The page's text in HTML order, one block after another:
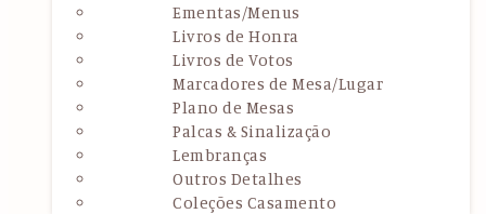
Ementas/Menus
Livros de Honra
Livros de Votos
Marcadores de Mesa/Lugar
Plano de Mesas
Palcas & Sinalização
Lembranças
Outros Detalhes
Coleções Casamento